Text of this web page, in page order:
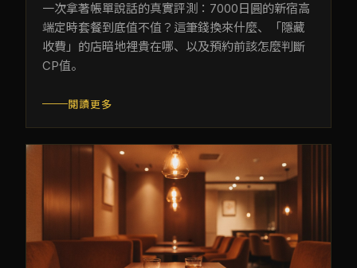
一次拿著帳單說話的真實評測：7000日圓的新宿高
端定時套餐到底值不值？這筆錢換來什麼、「隱藏
收費」的店暗地裡貴在哪、以及預約前該怎麼判斷
CP值。
閱讀更多